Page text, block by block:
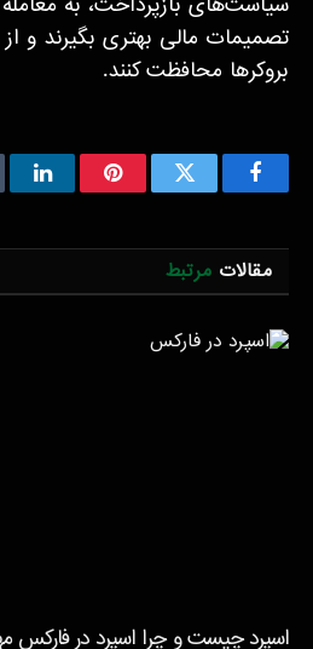
تصمیمات مالی بهتری بگیرند و
بروکرها محافظت کنند.
Facebook
Twitter
Pinterest
مقالات مرتبط
اسپرد چیست و چرا اسپرد در فارکس